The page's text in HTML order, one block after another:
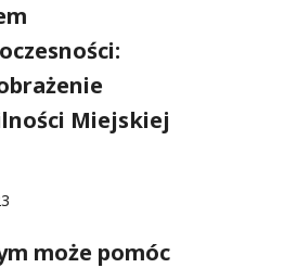
Miejskiej
może pomóc